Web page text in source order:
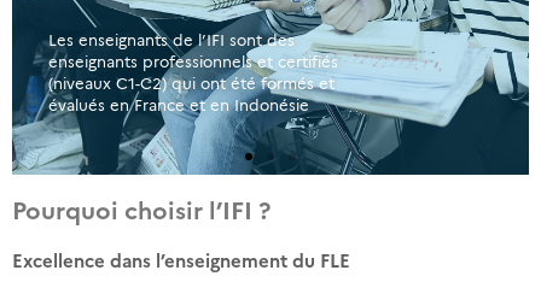
Les enseignants de l’IFI sont des
enseignants professionnels et certifiés
(niveaux C1-C2) qui ont été formés et
évalués en France et en Indonésie
Pourquoi choisir l’IFI ?
Excellence dans l’enseignement du FLE